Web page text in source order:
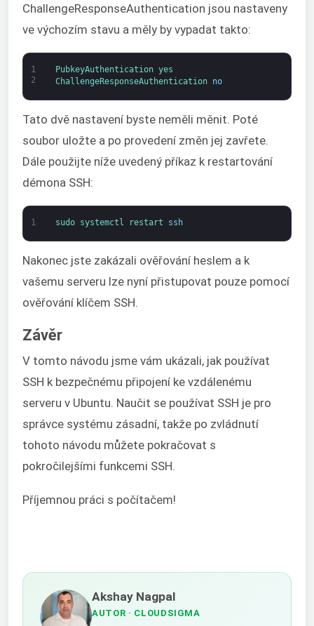
ChallengeResponseAuthentication jsou nastaveny
ve výchozím stavu a měly by vypadat takto:
1
2
PubkeyAuthentication yes
ChallengeResponseAuthentication no
Tato dvě nastavení byste neměli měnit. Poté
soubor uložte a po provedení změn jej zavřete.
Dále použijte níže uvedený příkaz k restartování
démona SSH:
1 sudo systemctl restart ssh
Nakonec jste zakázali ověřování heslem a k
vašemu serveru lze nyní přistupovat pouze pomocí
ověřování klíčem SSH.
Závěr
V tomto návodu jsme vám ukázali, jak používat
SSH k bezpečnému připojení ke vzdálenému
serveru v Ubuntu. Naučit se používat SSH je pro
správce systému zásadní, takže po zvládnutí
tohoto návodu můžete pokračovat s
pokročilejšími funkcemi SSH.
Příjemnou práci s počítačem!
Akshay Nagpal
AUTOR · CLOUDSIGMA